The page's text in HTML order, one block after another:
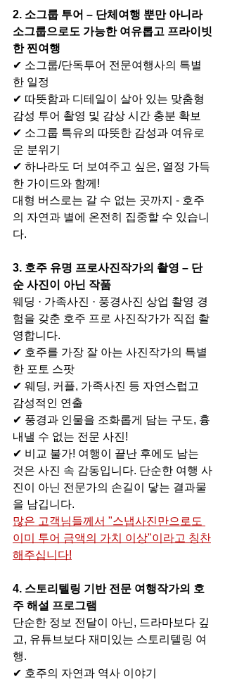
2. 소그룹 투어 – 단체여행 뿐만 아니라
소그룹으로도 가능한 여유롭고 프라이빗
한 찐여행
✔ 소그룹/단독투어 전문여행사의 특별
한 일정
✔ 따뜻함과 디테일이 살아 있는 맞춤형
감성 투어 촬영 및 감상 시간 충분 확보
✔ 소그룹 특유의 따뜻한 감성과 여유로
운 분위기
✔ 하나라도 더 보여주고 싶은, 열정 가득
한 가이드와 함께!
대형 버스로는 갈 수 없는 곳까지 - 호주
의 자연과 별에 온전히 집중할 수 있습니
다.
3. 호주 유명 프로사진작가의 촬영 – 단
순 사진이 아닌 작품
웨딩 · 가족사진 · 풍경사진 상업 촬영 경
험을 갖춘 호주 프로 사진작가가 직접 촬
영합니다.
✔ 호주를 가장 잘 아는 사진작가의 특별
한 포토 스팟
✔ 웨딩, 커플, 가족사진 등 자연스럽고
감성적인 연출
✔ 풍경과 인물을 조화롭게 담는 구도, 흉
내낼 수 없는 전문 사진!
✔ 비교 불가! 여행이 끝난 후에도 남는
것은 사진 속 감동입니다. 단순한 여행 사
진이 아닌 전문가의 손길이 닿는 결과물
을 남깁니다.
많은 고객님들께서 "스냅사진만으로도
이미 투어 금액의 가치 이상"이라고 칭찬
해주십니다!
4. 스토리텔링 기반 전문 여행작가의 호
주 해설 프로그램
단순한 정보 전달이 아닌, 드라마보다 깊
고, 유튜브보다 재미있는 스토리텔링 여
행.
✔ 호주의 자연과 역사 이야기